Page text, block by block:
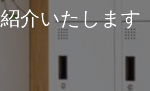
介いたします